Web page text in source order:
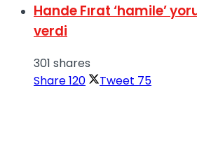
Hande Fırat ‘hamile’
verdi
301 shares
Share120 Tweet 75